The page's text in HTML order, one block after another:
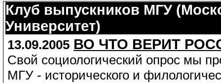
Клуб выпускников МГУ
Университет)
13.09.2005 ВО ЧТО ВЕРИТ
Свой социологический опрос мы
МГУ - исторического и